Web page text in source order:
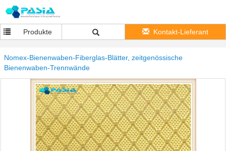
Produkte Kontakt-Lieferant
Nomex-Bienenwaben-Fiberglas-Blätter, zeitgenössische
Bienenwaben-Trennwände